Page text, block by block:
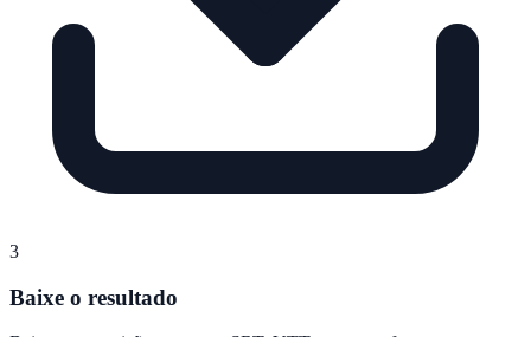
3
Baixe o resultado